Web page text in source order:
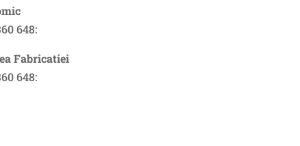
648:
Fabricatiei
648: